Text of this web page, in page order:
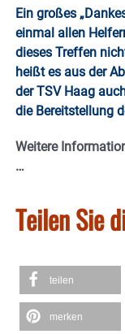
Ein großes
einmal allen
dieses Treffen
heißt es aus der
der TSV Haag
die Bereitstellung
Weitere
…
Teilen Sie
teilen
merken